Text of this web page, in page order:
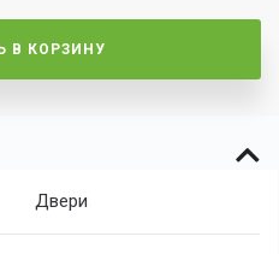
В КОРЗИНУ
Двери